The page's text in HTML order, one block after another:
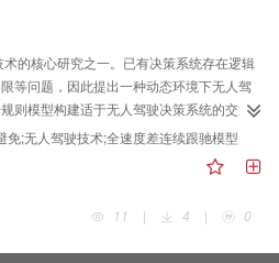
络的学习能力；在训练中，采用基于残差
整体网络使用全局残差学习，以加快训练
4个测试集上，针对分辨率放大2倍、3倍、
相比，平均分别能够获得0.24 dB、
结果表明，所提出的递归式多阶特征融合
，特别是在细节非常丰富的Urban100数据
的核心研究之一。已有决策系统存在逻辑
等问题，因此提出一种动态环境下无人驾
则模型构建适于无人驾驶决策系统的交通
征，提出基于统计模型的动态目标路径算
状态机和动态目标路径算法有机结合，设
动态目标路径模型，适用于交叉口冲突避
续跟驰模型运用到换道规则中，并基于冲
为验证模型的有效性和高效性，对交通环
免;无人驾驶技术;全速度差连续跟驰模型
11
| 4 | 0